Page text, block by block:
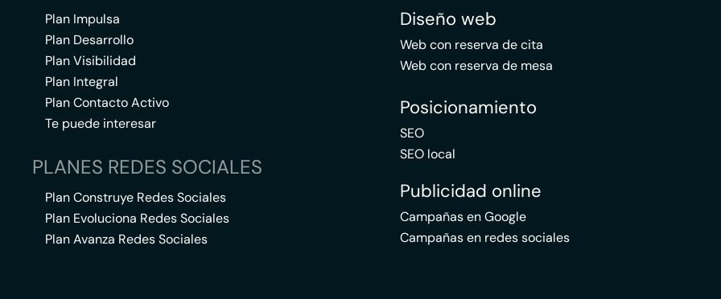
Plan Impulsa
Plan Desarrollo
Plan Visibilidad
Plan Integral
Plan Contacto Activo
Te puede interesar
PLANES REDES SOCIALES
Plan Construye Redes Sociales
Plan Evoluciona Redes Sociales
Plan Avanza Redes Sociales
Diseño web
Web con reserva de cita
Web con reserva de mesa
Posicionamiento
SEO
SEO local
Publicidad online
Campañas en Google
Campañas en redes sociales